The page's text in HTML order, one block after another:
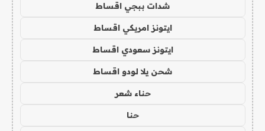
شدات ببجي اقساط
ايتونز امريكي اقساط
ايتونز سعودي اقساط
شحن يلا لودو اقساط
حناء شعر
حنا